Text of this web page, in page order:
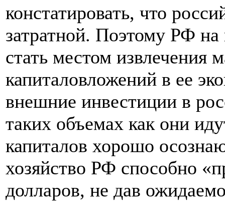
констатировать, что
затратной. Поэтому РФ
стать местом извлечения
капиталовложений в ее
внешние инвестиции в
таких объемах как они
капиталов хорошо
хозяйство РФ способно
долларов, не дав